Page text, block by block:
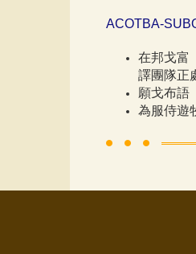
ACOTBA-
在邦戈富
譯團隊正
願戈布語
為服侍遊